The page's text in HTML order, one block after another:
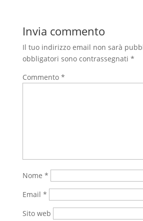
Invia commento
Il tuo indirizzo email non sarà
obbligatori sono contrassegnati *
Commento *
Nome *
Email *
Sito web